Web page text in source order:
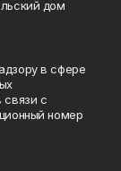
дом
в сфере
связи с
номер